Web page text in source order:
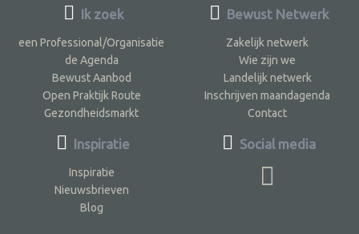
Ik zoek
een Professional/Organisatie
de Agenda
Bewust Aanbod
Open Praktijk Route
Gezondheidsmarkt
Inspiratie
Inspiratie
Nieuwsbrieven
Blog
Bewust Netwerk
Zakelijk netwerk
Wie zijn we
Landelijk netwerk
Inschrijven maandagenda
Contact
Social media